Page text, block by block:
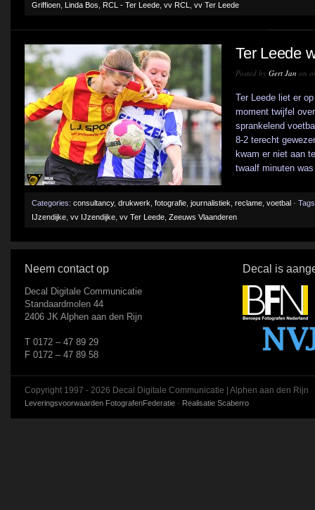
Griffioen Linda Bos RCL - Ter Leede vv RCL vv Ter Leede
Ter Leede
Posted by Gert Jan on
Ter Leede liet er
moment twijfel
sprankelend
8-2 terecht
kwam er niet aan
twaalf minuten
Categories: consultancy, drukwerk fotografie journalistiek reclame voetbal ·
IJzendijke vv IJzendijke vv Ter Leede Zeeuws Vlaanderen
Neem contact op
Decal Digitale Communicatie
Standaardmolen 44
2406 JK Alphen aan den Rijn
T 0172 – 47 89 29
F 0172 – 47 89 58
Decal is
Copyright 1997 - 2026 Decal Digitale Communicatie | Alphen aan den Rijn
Leveringsvoorwaarden FotografenFederatie · Realisatie Scaberro